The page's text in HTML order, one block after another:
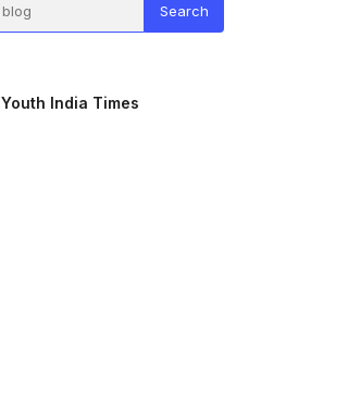
Youth India Times